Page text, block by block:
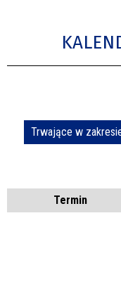
Szukana fraza
Kategoria
Trwające w
Termin